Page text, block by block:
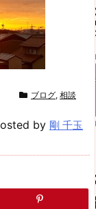
ブログ, 相談
by 剛 千玉